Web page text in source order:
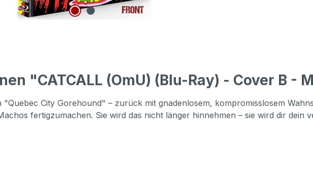
"CATCALL (OmU) (Blu-Ray) - Cover B -
City Gorehound" – zurück mit gnadenlosem, kompromisslosem
fertigzumachen. Sie wird das nicht länger hinnehmen – sie wird dir dein